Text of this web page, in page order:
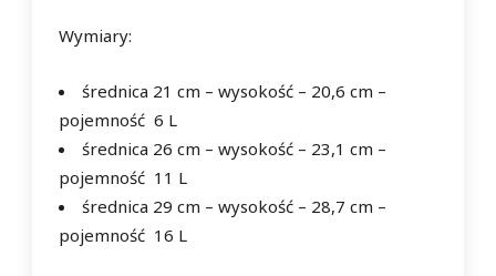
Wymiary:
średnica 21 cm – wysokość – 20,6 cm –
pojemność 6 L
średnica 26 cm – wysokość – 23,1 cm –
pojemność 11 L
średnica 29 cm – wysokość – 28,7 cm –
pojemność 16 L